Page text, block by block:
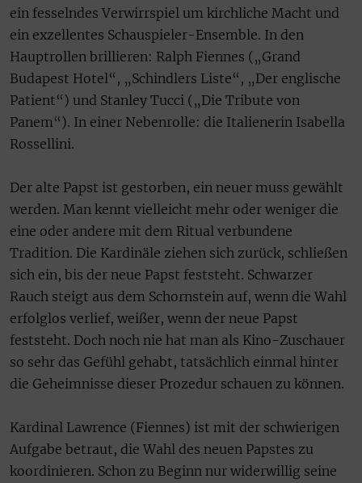
ein fesselndes Verwirrspiel um kirchliche Macht und
ein exzellentes Schauspieler-Ensemble. In den
Hauptrollen brillieren: Ralph Fiennes („Grand
Budapest Hotel“, „Schindlers Liste“, „Der englische
Patient“) und Stanley Tucci („Die Tribute von
Panem“). In einer Nebenrolle: die Italienerin Isabella
Rossellini.
Der alte Papst ist gestorben, ein neuer muss gewählt
werden. Man kennt vielleicht mehr oder weniger die
eine oder andere mit dem Ritual verbundene
Tradition. Die Kardinäle ziehen sich zurück, schließen
sich ein, bis der neue Papst feststeht. Schwarzer
Rauch steigt aus dem Schornstein auf, wenn die Wahl
erfolglos verlief, weißer, wenn der neue Papst
feststeht. Doch noch nie hat man als Kino-Zuschauer
so sehr das Gefühl gehabt, tatsächlich einmal hinter
die Geheimnisse dieser Prozedur schauen zu können.
Kardinal Lawrence (Fiennes) ist mit der schwierigen
Aufgabe betraut, die Wahl des neuen Papstes zu
koordinieren. Schon zu Beginn nur widerwillig seine